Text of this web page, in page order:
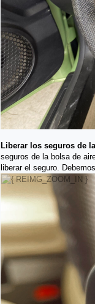
Liberar los seguros de
seguros de la bolsa de
liberar el seguro.